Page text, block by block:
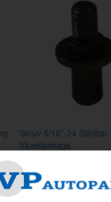
Skruv 5/16"-24 Ställbar
Växellänkage
239 kr